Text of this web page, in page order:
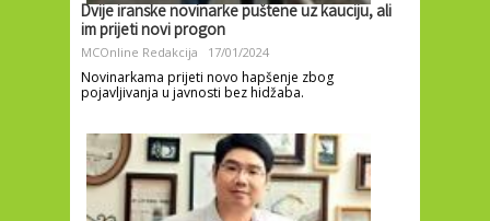
Dvije iranske novinarke puštene uz kauciju, ali
im prijeti novi progon
MCOnline Redakcija 17/01/2024
Novinarkama prijeti novo hapšenje zbog
pojavljivanja u javnosti bez hidžaba.